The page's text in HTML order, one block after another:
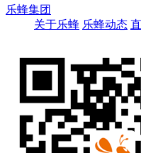
乐蜂集团
关于乐蜂 乐蜂动态